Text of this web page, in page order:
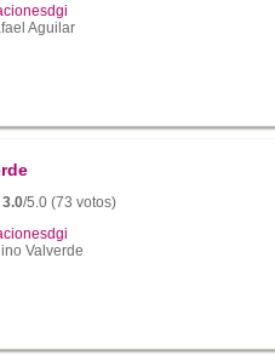
Aguilar
/5.0 (73 votos)
Valverde